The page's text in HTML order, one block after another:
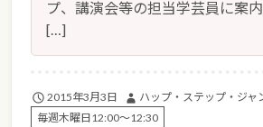
プ、講演会等の担当学芸員に案
[…]
2015年3月3日
ハップ・ステップ・ジャ
毎週木曜日12:00～12:30